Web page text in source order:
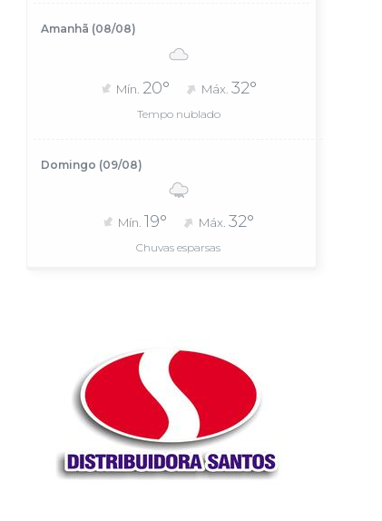
Amanhã (08/08)
Mín. 20° Máx. 32°
Tempo nublado
Domingo (09/08)
Mín. 19° Máx.32°
Chuvas esparsas